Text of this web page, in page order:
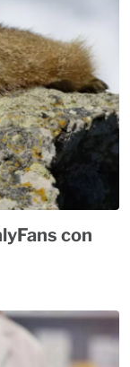
con